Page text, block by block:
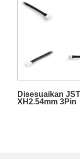
Disesuaikan JST
XH2.54mm 3Pin